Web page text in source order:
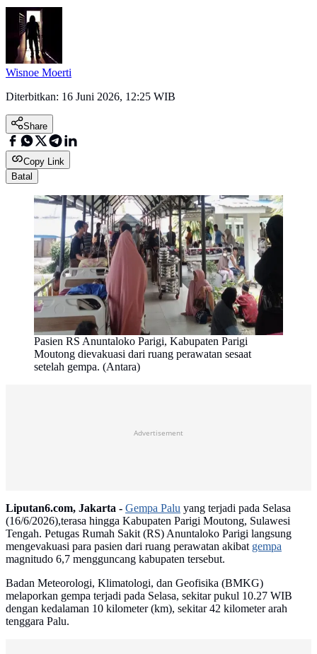
Wisnoe Moerti
Diterbitkan: 16 Juni 2026, 12:25 WIB
Share
Copy Link
Batal
Pasien RS Anuntaloko Parigi, Kabupaten Parigi
Moutong dievakuasi dari ruang perawatan sesaat
setelah gempa. (Antara)
Advertisement
Liputan6.com, Jakarta - Gempa Palu yang terjadi pada Selasa
(16/6/2026),terasa hingga Kabupaten Parigi Moutong, Sulawesi
Tengah. Petugas Rumah Sakit (RS) Anuntaloko Parigi langsung
mengevakuasi para pasien dari ruang perawatan akibat gempa
magnitudo 6,7 mengguncang kabupaten tersebut.
Badan Meteorologi, Klimatologi, dan Geofisika (BMKG)
melaporkan gempa terjadi pada Selasa, sekitar pukul 10.27 WIB
dengan kedalaman 10 kilometer (km), sekitar 42 kilometer arah
tenggara Palu.